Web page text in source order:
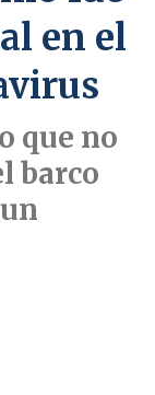
en el
que no
barco